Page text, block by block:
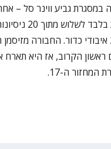
גביע ווינר סל –
בארבע זריקות בלבד
לא פחות מ-21 איבודי כדור. החבורה
ראשון הקרוב, אז היא תארח
המחזור ה-17.